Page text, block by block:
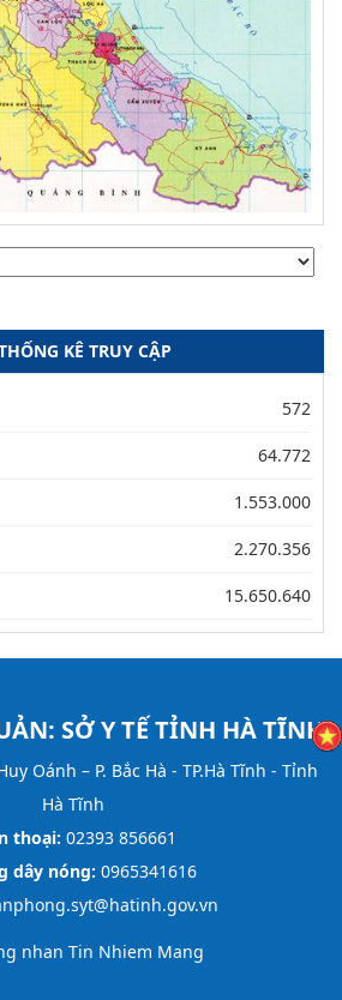
KÊ TRUY CẬP
572
64.772
1.553.000
2.270.356
15.650.640
SỞ Y TẾ TỈNH HÀ TĨNH
Oánh – P. Bắc Hà - TP.Hà Tĩnh - Tỉnh
Hà Tĩnh
thoại: 02393 856661
dây nóng: 0965341616